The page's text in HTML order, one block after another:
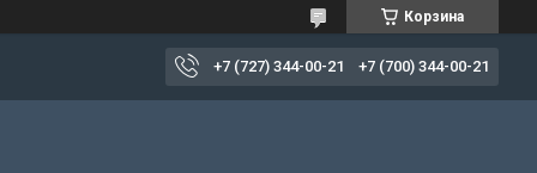
Корзина
+7 (727) 344-00-21 +7 (700) 344-00-21